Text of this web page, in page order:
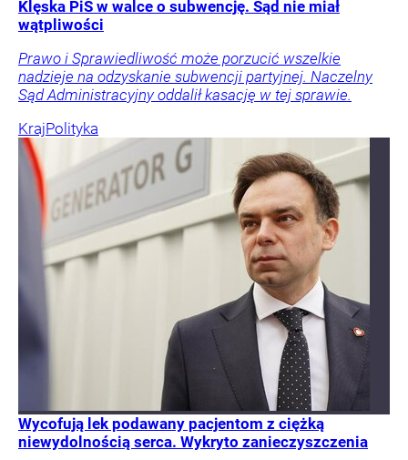
Klęska PiS w walce o subwencję. Sąd nie miał
wątpliwości
Prawo i Sprawiedliwość może porzucić wszelkie
nadzieje na odzyskanie subwencji partyjnej. Naczelny
Sąd Administracyjny oddalił kasację w tej sprawie.
KrajPolityka
Wycofują lek podawany pacjentom z ciężką
niewydolnością serca. Wykryto zanieczyszczenia